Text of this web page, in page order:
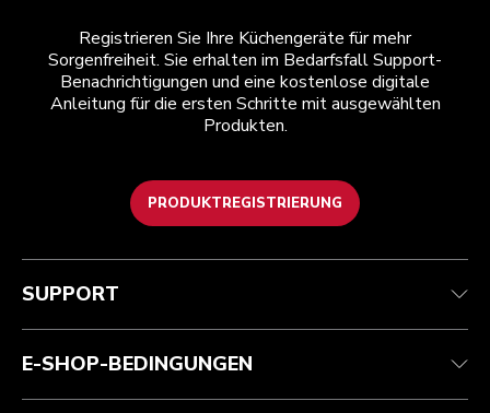
Registrieren Sie Ihre Küchengeräte für mehr
Sorgenfreiheit. Sie erhalten im Bedarfsfall Support-
Benachrichtigungen und eine kostenlose digitale
Anleitung für die ersten Schritte mit ausgewählten
Produkten.
PRODUKTREGISTRIERUNG
Kundenservice
Garantie und Dokumente
Kontaktieren Sie uns.
Teilnahmebedingungen
Rückgaben und Erstattungen
Impressum
ODR
Die Marke
Händlersuche
SUPPORT
E-SHOP-BEDINGUNGEN